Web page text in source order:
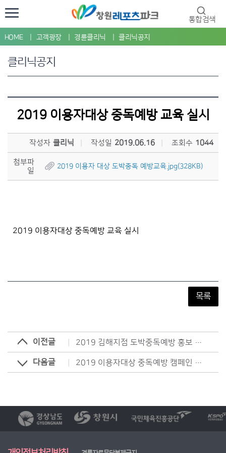
통합검색
HOME 고객광장 경륜클리닉 클리닉공지
클리닉공지
2019 이용자대상 중독예방 교육 실시
작성자 클리닉 작성일 2019.06.16 조회수 1044
첨부파
일
2019 이용자 대상 도박중독 예방교육.jpg(328KB)
2019 이용자대상 중독예방 교육 실시
목록
이전글 2019 김해지점 도박중독예방 홍보 캠페인
다음글 2019 이용자대상 중독예방 캠페인 실시